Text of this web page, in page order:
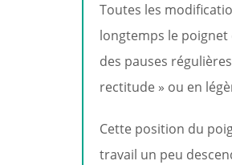
Toutes les
longtemps le
des pauses
rectitude » ou en
Cette position du
travail un peu